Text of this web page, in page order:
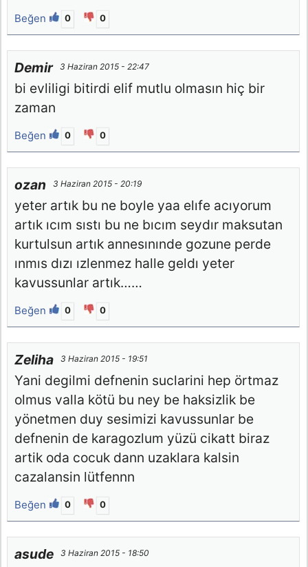
Beğen 0 0
Demir 3 Haziran 2015 - 22:47
bi evliligi bitirdi elif mutlu olmasın hiç bir
zaman
Beğen 0 0
ozan 3 Haziran 2015 - 20:19
yeter artık bu ne boyle yaa elıfe acıyorum
artık ıcım sıstı bu ne bıcım seydır maksutan
kurtulsun artık annesınınde gozune perde
ınmıs dızı ızlenmez halle geldı yeter
kavussunlar artık……
Beğen 0 0
Zeliha 3 Haziran 2015 - 19:51
Yani degilmi defnenin suclarini hep örtmaz
olmus valla kötü bu ney be haksizlik be
yönetmen duy sesimizi kavussunlar be
defnenin de karagozlum yüzü cikatt biraz
artik oda cocuk dann uzaklara kalsin
cazalansin lütfennn
Beğen 0 0
asude 3 Haziran 2015 - 18:50